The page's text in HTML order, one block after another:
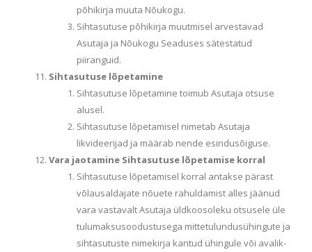
põhikirja muuta Nõukogu.
Sihtasutuse põhikirja muutmisel arvestavad
Asutaja ja Nõukogu Seaduses sätestatud
piiranguid.
Sihtasutuse lõpetamine
Sihtasutuse lõpetamine toimub Asutaja otsuse
alusel.
Sihtasutuse lõpetamisel nimetab Asutaja
likvideerijad ja määrab nende esindusõiguse.
Vara jaotamine Sihtasutuse lõpetamise korral
Sihtasutuse lõpetamisel korral antakse pärast
võlausaldajate nõuete rahuldamist alles jäänud
vara vastavalt Asutaja üldkoosoleku otsusele üle
tulumaksusoodustusega mittetulundusühingute ja
sihtasutuste nimekirja kantud ühingule või avalik-